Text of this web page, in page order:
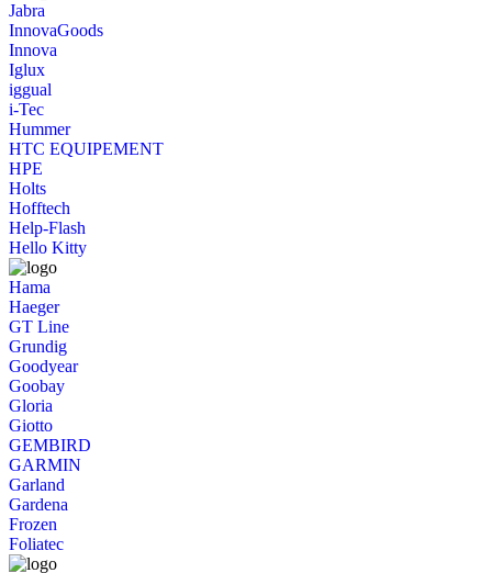
Jabra
InnovaGoods
Innova
Iglux
iggual
i-Tec
Hummer
HTC EQUIPEMENT
HPE
Holts
Hofftech
Help-Flash
Hello Kitty
Hama
Haeger
GT Line
Grundig
Goodyear
Goobay
Gloria
Giotto
GEMBIRD
GARMIN
Garland
Gardena
Frozen
Foliatec